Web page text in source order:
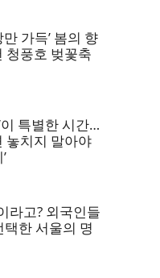
가득’ 봄의 향
풍호 벚꽃축
이 특별한 시간…
놓치지 말아야
라고? 외국인들
한 서울의 명